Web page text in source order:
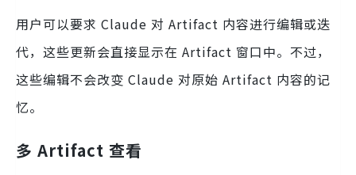
用户可以要求 Claude 对 Artifact 内容进行编辑或迭
代，这些更新会直接显示在 Artifact 窗口中。不过，
这些编辑不会改变 Claude 对原始 Artifact 内容的记
忆。
多 Artifact 查看